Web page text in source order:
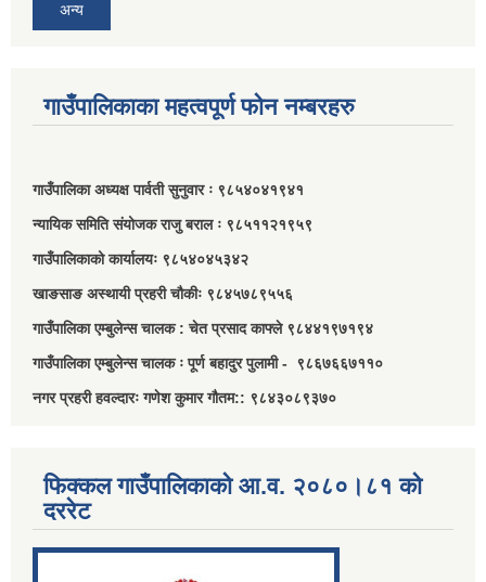
अन्य
गाउँपालिकाका महत्वपूर्ण फोन नम्बरहरु
गाउँपालिका अध्यक्ष पार्वती सुनुवार ः ९८५४०४१९४१
न्यायिक समिति संयोजक राजु बराल ः ९८५११२१९५९
गाउँपालिकाको कार्यालयः ९८५४०४५३४२
खाङसाङ अस्थायी प्रहरी चौकीः ९८४५७८९५५६
गाउँपालिका एम्बुलेन्स चालक : चेत प्रसाद काफ्ले ९८४४१९७१९४
गाउँपालिका एम्बुलेन्स चालक ः पूर्ण बहादुर पुलामी - ९८६७६६७११०
नगर प्रहरी हवल्दारः गणेश कुमार गौतम:: ९८४३०८९३७०
फिक्कल गाउँपालिकाको आ.व. २०८०।८१ को
दररेट